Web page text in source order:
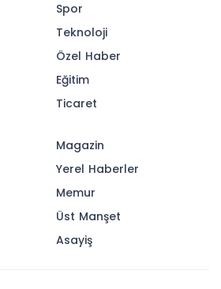
Spor
Teknoloji
Özel Haber
Eğitim
Ticaret
Magazin
Yerel Haberler
Memur
Üst Manşet
Asayiş